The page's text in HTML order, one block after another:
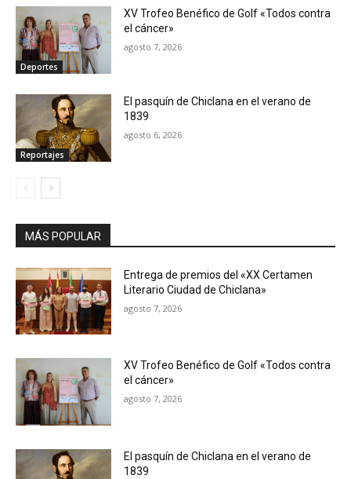
Deportes
XV Trofeo Benéfico de Golf «Todos contra
el cáncer»
agosto 7, 2026
Reportajes
El pasquín de Chiclana en el verano de
1839
agosto 6, 2026
MÁS POPULAR
Entrega de premios del «XX Certamen
Literario Ciudad de Chiclana»
agosto 7, 2026
XV Trofeo Benéfico de Golf «Todos contra
el cáncer»
agosto 7, 2026
El pasquín de Chiclana en el verano de
1839